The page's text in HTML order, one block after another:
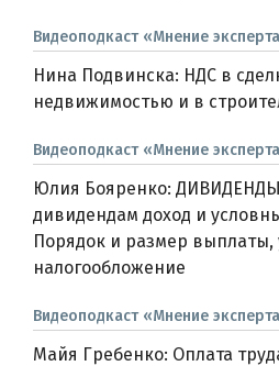
Видеоподкаст «Мнение
Нина Подвинска: НДС в
недвижимостью и в
Видеоподкаст «Мнение
Юлия Бояренко:
дивидендам доход и
Порядок и размер выплаты,
налогообложение
Видеоподкаст «Мнение
Майя Гребенко: Оплата